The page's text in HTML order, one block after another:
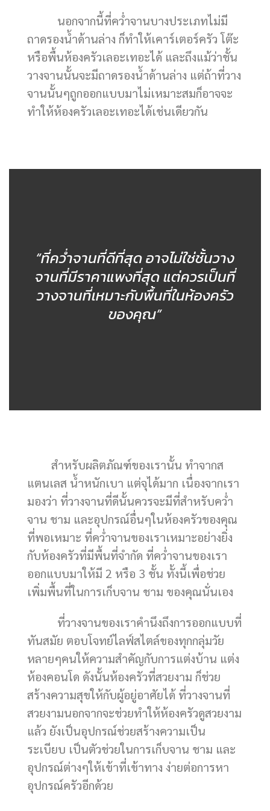
นอกจากนี้ที่คว่ำจานบางประเภทไม่มี
ถาดรองน้ำด้านล่าง ก็ทำให้เคาร์เตอร์ครัว โต๊ะ
หรือพื้นห้องครัวเลอะเทอะได้ และถึงแม้ว่าชั้น
วางจานนั้นจะมีถาดรองน้ำด้านล่าง แต่ถ้าที่วาง
จานนั้นๆถูกออกแบบมาไม่เหมาะสมก็อาจจะ
ทำให้ห้องครัวเลอะเทอะได้เช่นเดียวกัน
“ที่คว่ำจานที่ดีที่สุด อาจไม่ใช่ชั้นวาง
จานที่มีราคาแพงที่สุด แต่ควรเป็นที่
วางจานที่เหมาะกับพื้นที่ในห้องครัว
ของคุณ”
สำหรับผลิตภัณฑ์ของเรานั้น ทำจากส
แตนเลส น้ำหนักเบา แต่จุได้มาก เนื่องจากเรา
มองว่า ที่วางจานที่ดีนั้นควรจะมีที่สำหรับคว่ำ
จาน ชาม และอุปกรณ์อื่นๆในห้องครัวของคุณ
ที่พอเหมาะ ที่คว่ำจานของเราเหมาะอย่างยิ่ง
กับห้องครัวที่มีพื้นที่จำกัด ที่คว่ำจานของเรา
ออกแบบมาให้มี 2 หรือ 3 ชั้น ทั้งนี้เพื่อช่วย
เพิ่มพื้นที่ในการเก็บจาน ชาม ของคุณนั่นเอง
ที่วางจานของเราคำนึงถึงการออกแบบที่
ทันสมัย ตอบโจทย์ไลฟ์สไตล์ของทุกกลุ่มวัย
หลายๆคนให้ความสำคัญกับการแต่งบ้าน แต่ง
ห้องคอนโด ดังนั้นห้องครัวที่สวยงาม ก็ช่วย
สร้างความสุขให้กับผู้อยู่อาศัยได้ ที่วางจานที่
สวยงามนอกจากจะช่วยทำให้ห้องครัวดูสวยงาม
แล้ว ยังเป็นอุปกรณ์ช่วยสร้างความเป็น
ระเบียบ เป็นตัวช่วยในการเก็บจาน ชาม และ
อุปกรณ์ต่างๆให้เข้าที่เข้าทาง ง่ายต่อการหา
อุปกรณ์ครัวอีกด้วย